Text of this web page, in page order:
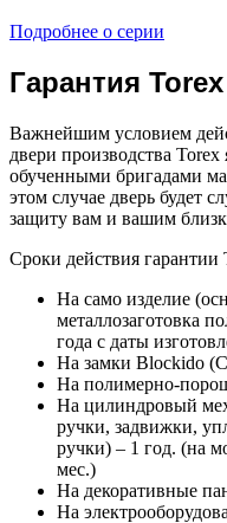
Подробнее о серии
Гарантия Torex
Важнейшим условием
двери производства Torex
обученными бригадами
этом случае дверь будет
защиту вам и вашим
Сроки действия гарантии
На само изделие
металлозаготовка
года с даты
На замки Blockido
На полимерно-
На цилиндровый
ручки, задвижки,
ручки) – 1 год. (на
мес.)
На декоративные
На